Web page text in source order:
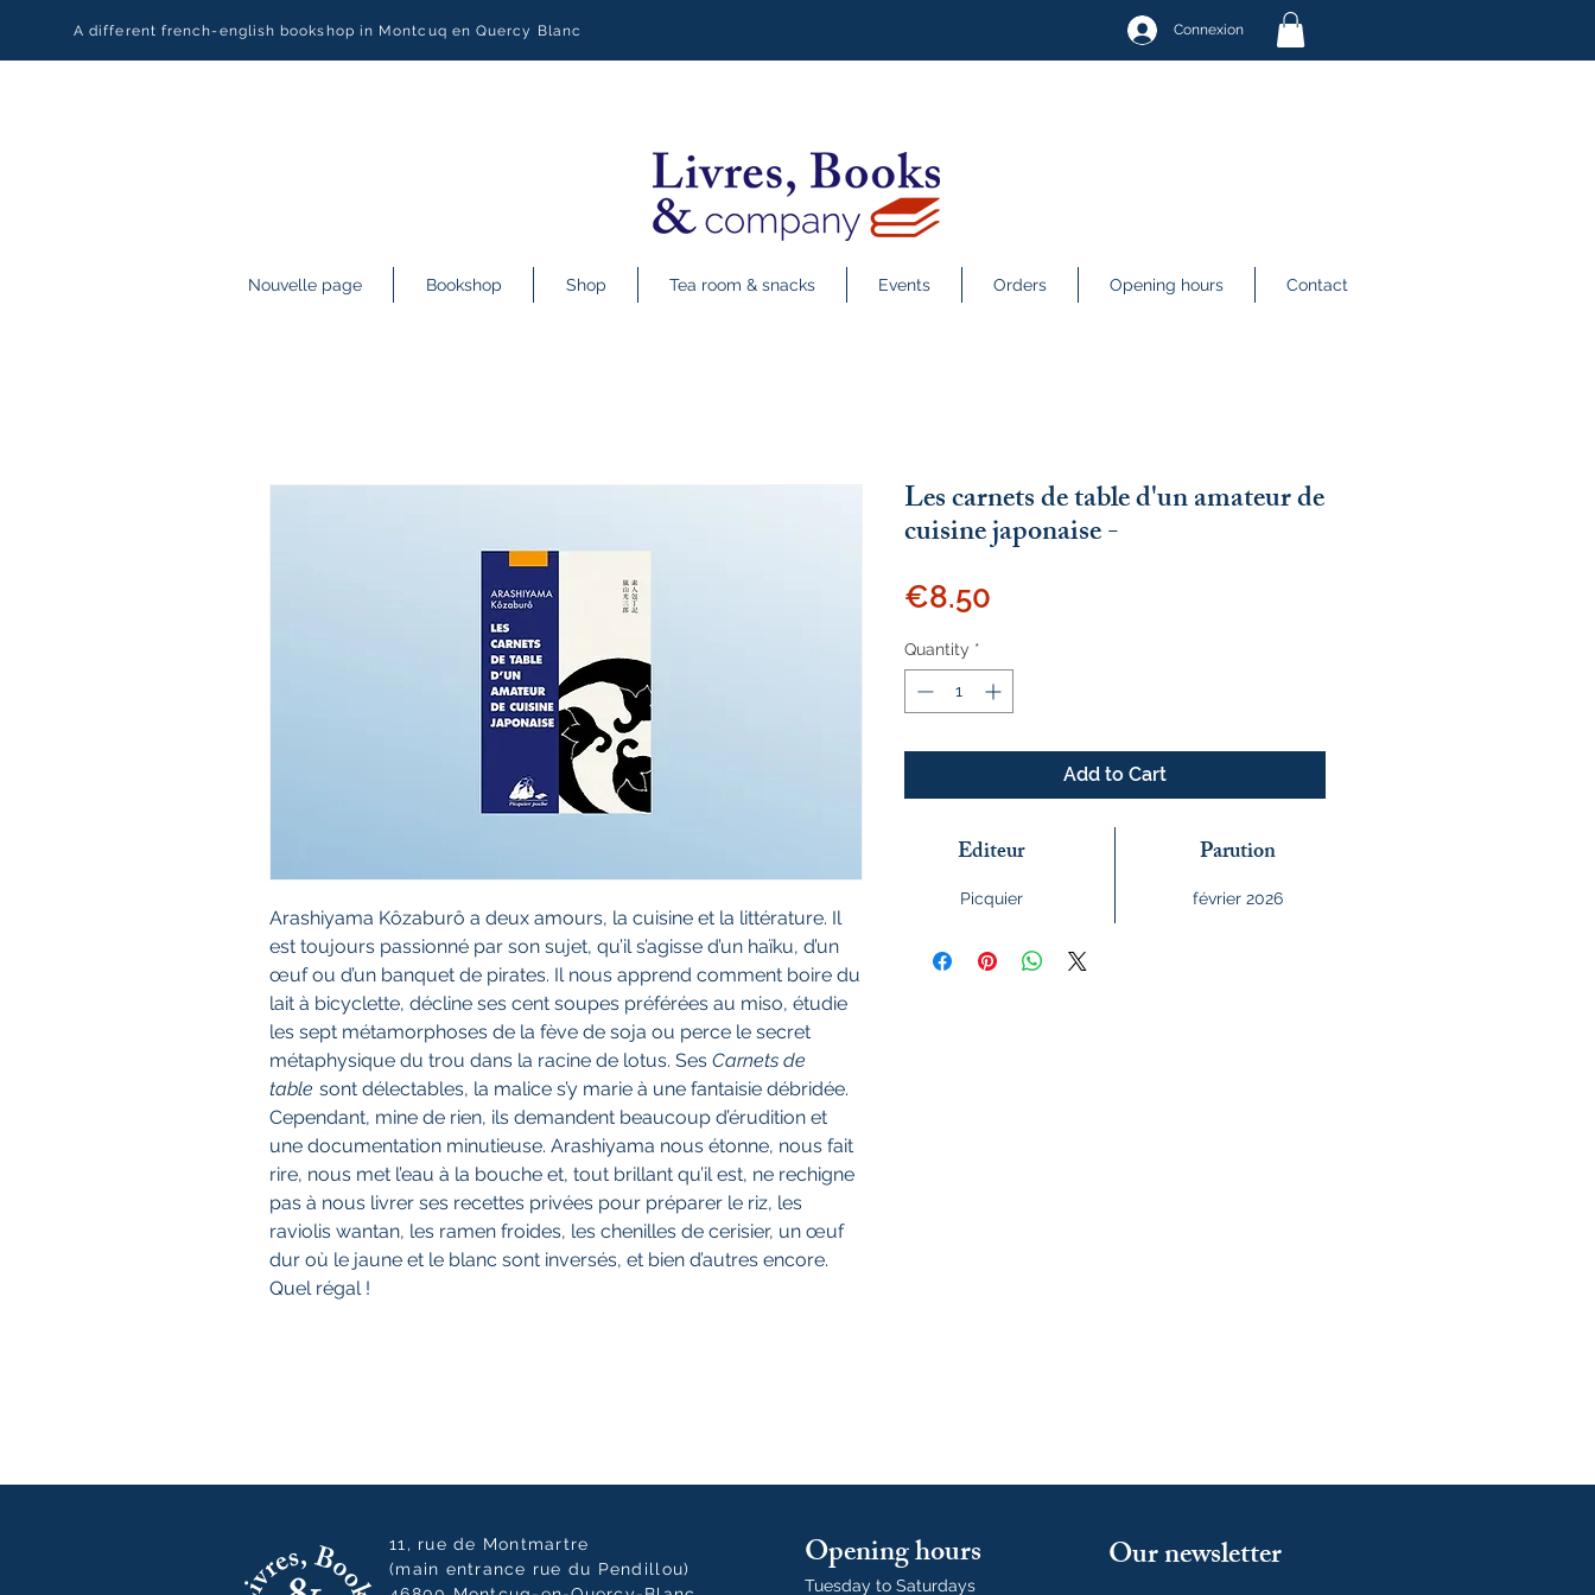
A different french-english bookshop in Montcuq en Quercy Blanc Connexion
Nouvelle page Bookshop Shop Tea room & snacks Events Orders Opening hours Contact
Arashiyama Kôzaburô a deux amours, la cuisine et la littérature. Il
est toujours passionné par son sujet, qu’il s’agisse d’un haïku, d’un
œuf ou d’un banquet de pirates. Il nous apprend comment boire du
lait à bicyclette, décline ses cent soupes préférées au miso, étudie
les sept métamorphoses de la fève de soja ou perce le secret
métaphysique du trou dans la racine de lotus. Ses Carnets de
table sont délectables, la malice s’y marie à une fantaisie débridée.
Cependant, mine de rien, ils demandent beaucoup d’érudition et
une documentation minutieuse. Arashiyama nous étonne, nous fait
rire, nous met l’eau à la bouche et, tout brillant qu’il est, ne rechigne
pas à nous livrer ses recettes privées pour préparer le riz, les
raviolis wantan, les ramen froides, les chenilles de cerisier, un œuf
dur où le jaune et le blanc sont inversés, et bien d’autres encore.
Quel régal !
Les carnets de table d'un amateur de
cuisine japonaise -
€8.50
Quantity *
Add to Cart
Editeur
Picquier
Parution
février 2026
11, rue de Montmartre
(main entrance rue du Pendillou)
Opening hours
Tuesday to Saturdays
Our newsletter